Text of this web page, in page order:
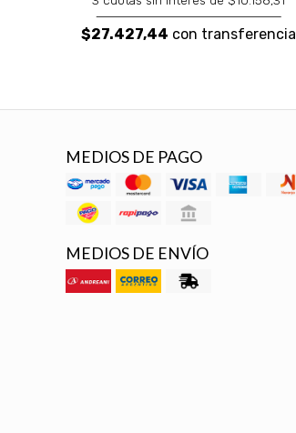
$27.427,44 con transferencia
MEDIOS DE PAGO
MEDIOS DE ENVÍO